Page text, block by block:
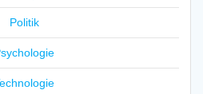
Politik